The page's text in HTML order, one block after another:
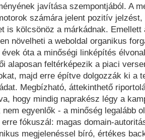
javítása szempontjából. A
számára jelent pozitív
is kölcsönöz a márkádnak.
növelheti a weboldal organikus
évek óta a minőségi linképítés
alaposan feltérképezik a piaci
majd erre építve dolgozzák ki a
Megbízható, áttekinthető
hogy mindig naprakész légy a
nem egyenlők - a minőség legalább
erre fókuszál: magas domain-
megjelenéssel bíró, értékes